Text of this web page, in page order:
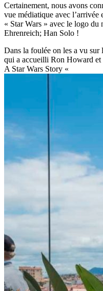
Certainement, nous avons
vue médiatique avec
« Star Wars » avec le logo du
Ehrenreich; Han Solo !
Dans la foulée on les a vu
qui a accueilli Ron Howard
A Star Wars Story «